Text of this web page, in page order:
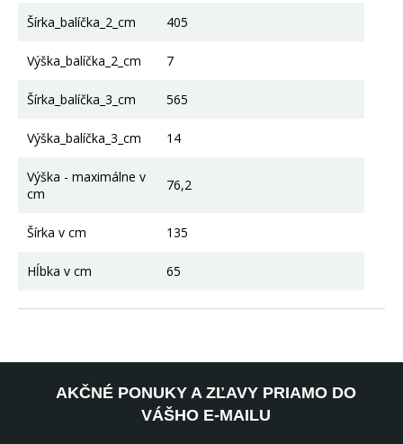
Šírka_balíčka_2_cm 405
Výška_balíčka_2_cm 7
Šírka_balíčka_3_cm 565
Výška_balíčka_3_cm 14
Výška - maximálne v
cm
76,2
Šírka v cm 135
Hĺbka v cm 65
AKČNÉ PONUKY A ZĽAVY PRIAMO DO
VÁŠHO E-MAILU